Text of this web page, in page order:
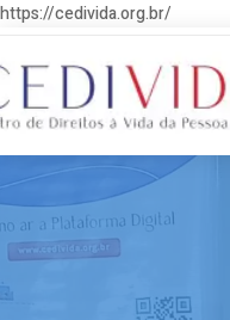
https://cedivida.org.br/